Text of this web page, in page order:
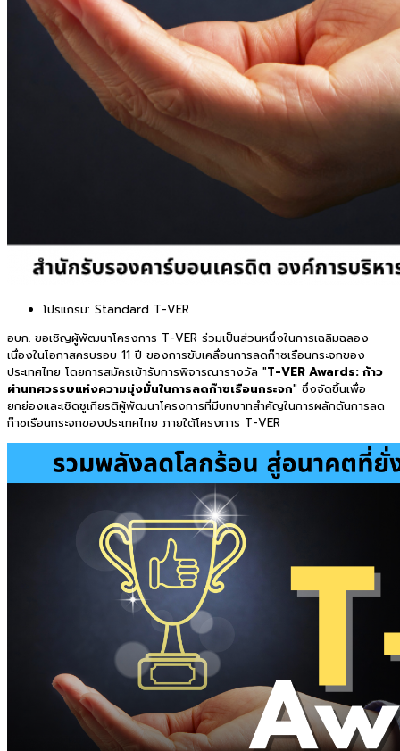
โปรแกรม: Standard T-VER
อบก. ขอเชิญผู้พัฒนาโครงการ T-VER ร่วมเป็นส่วนหนึ่งในการเฉลิมฉลอง
เนื่องในโอกาสครบรอบ 11 ปี ของการขับเคลื่อนการลดก๊าซเรือนกระจกของ
ประเทศไทย โดยการสมัครเข้ารับการพิจารณารางวัล "T-VER Awards: ก้าว
ผ่านทศวรรษแห่งความมุ่งมั่นในการลดก๊าซเรือนกระจก" ซึ่งจัดขึ้นเพื่อ
ยกย่องและเชิดชูเกียรติผู้พัฒนาโครงการที่มีบทบาทสำคัญในการผลักดันการลด
ก๊าซเรือนกระจกของประเทศไทย ภายใต้โครงการ T-VER